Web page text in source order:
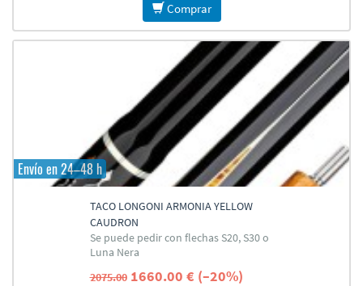
Comprar
Envío en 24–48 h
TACO LONGONI ARMONIA YELLOW
CAUDRON
Se puede pedir con flechas S20, S30 o
Luna Nera
2075.00 1660.00 € (–20%)